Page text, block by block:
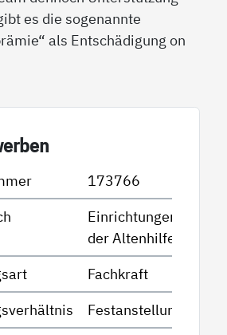
es die sogenannte
als Entschädigung on
173766
Einrichtungen
der Altenhilfe
Fachkraft
Festanstellung